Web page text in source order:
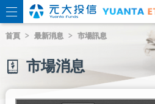
首頁 最新消息 市場訊息
市場消息